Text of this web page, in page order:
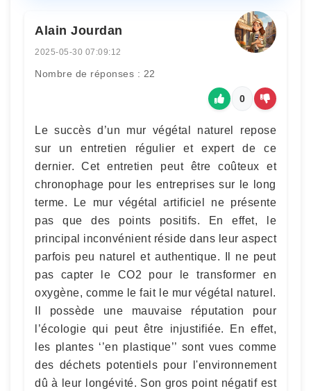
Alain Jourdan
2025-05-30 07:09:12
Nombre de réponses : 22
0
Le succès d’un mur végétal naturel repose
sur un entretien régulier et expert de ce
dernier. Cet entretien peut être coûteux et
chronophage pour les entreprises sur le long
terme. Le mur végétal artificiel ne présente
pas que des points positifs. En effet, le
principal inconvénient réside dans leur aspect
parfois peu naturel et authentique. Il ne peut
pas capter le CO2 pour le transformer en
oxygène, comme le fait le mur végétal naturel.
Il possède une mauvaise réputation pour
l’écologie qui peut être injustifiée. En effet,
les plantes ‘’en plastique’’ sont vues comme
des déchets potentiels pour l'environnement
dû à leur longévité. Son gros point négatif est